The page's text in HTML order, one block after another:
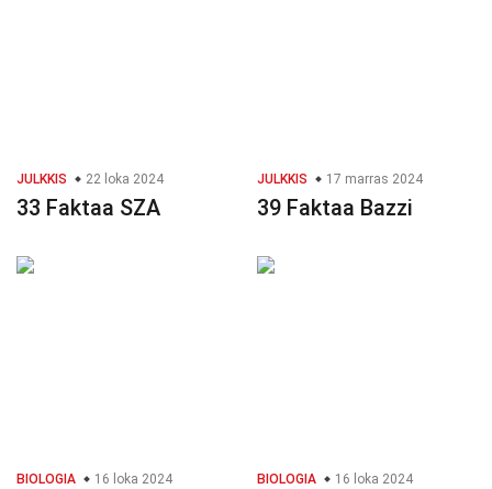
JULKKIS 22 loka 2024
33 Faktaa SZA
JULKKIS 17 marras 2024
39 Faktaa Bazzi
BIOLOGIA 16 loka 2024 BIOLOGIA 16 loka 2024